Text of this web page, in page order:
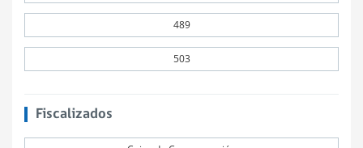
489
503
Fiscalizados